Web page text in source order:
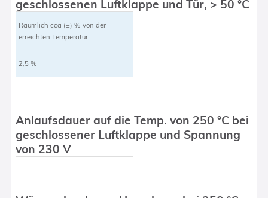
geschlossenen Luftklappe und Tür, > 50 °C
Räumlich cca (±) % von der
erreichten Temperatur
2,5 %
Anlaufsdauer auf die Temp. von 250 °C bei
geschlossener Luftklappe und Spannung
von 230 V